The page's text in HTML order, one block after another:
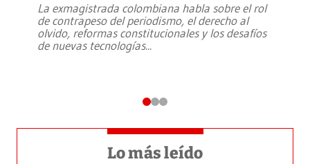
La exmagistrada colombiana habla sobre el rol
de contrapeso del periodismo, el derecho al
olvido, reformas constitucionales y los desafíos
de nuevas tecnologías...
Lo más leído